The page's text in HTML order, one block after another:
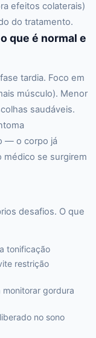
efeitos colaterais)
do tratamento.
que é normal e
tardia. Foco em
músculo). Menor
saudáveis.
— o corpo já
médico se surgirem
desafios. O que
tonificação
restrição
gordura
no sono